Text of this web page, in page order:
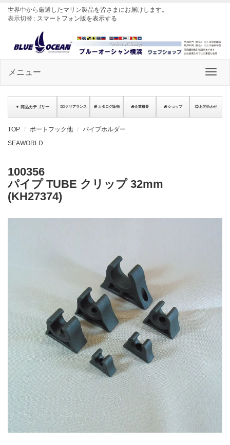
世界中から厳選したマリン製品を皆さまにお届けします。
表示切替 : スマートフォン版を表示する
メニュー
▼ 商品カテゴリー クリアランス カタログ販売 企業概要 ショップ お問合わせ
TOP ボートフック他
パイプホルダー
SEAWORLD
100356
パイプ TUBE クリップ 32mm
(KH27374)